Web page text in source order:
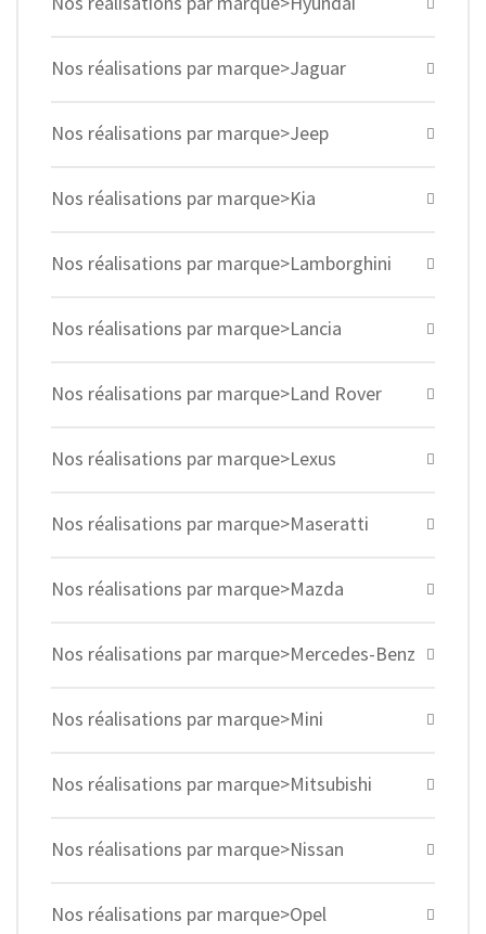
Nos réalisations par marque>Jaguar
Nos réalisations par marque>Jeep
Nos réalisations par marque>Kia
Nos réalisations par marque>Lamborghini
Nos réalisations par marque>Lancia
Nos réalisations par marque>Land Rover
Nos réalisations par marque>Lexus
Nos réalisations par marque>Maseratti
Nos réalisations par marque>Mazda
Nos réalisations par marque>Mercedes-Benz
Nos réalisations par marque>Mini
Nos réalisations par marque>Mitsubishi
Nos réalisations par marque>Nissan
Nos réalisations par marque>Opel